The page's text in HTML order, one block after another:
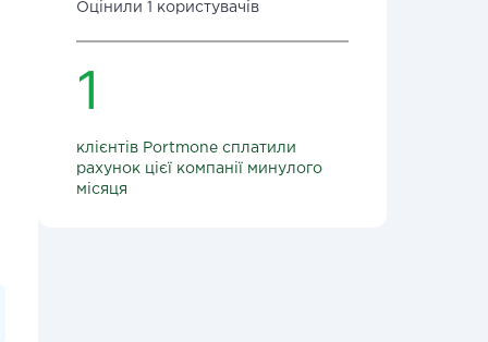
Оцінили 1 користувачів
1
клієнтів Portmone сплатили
рахунок цієї компанії минулого
місяця